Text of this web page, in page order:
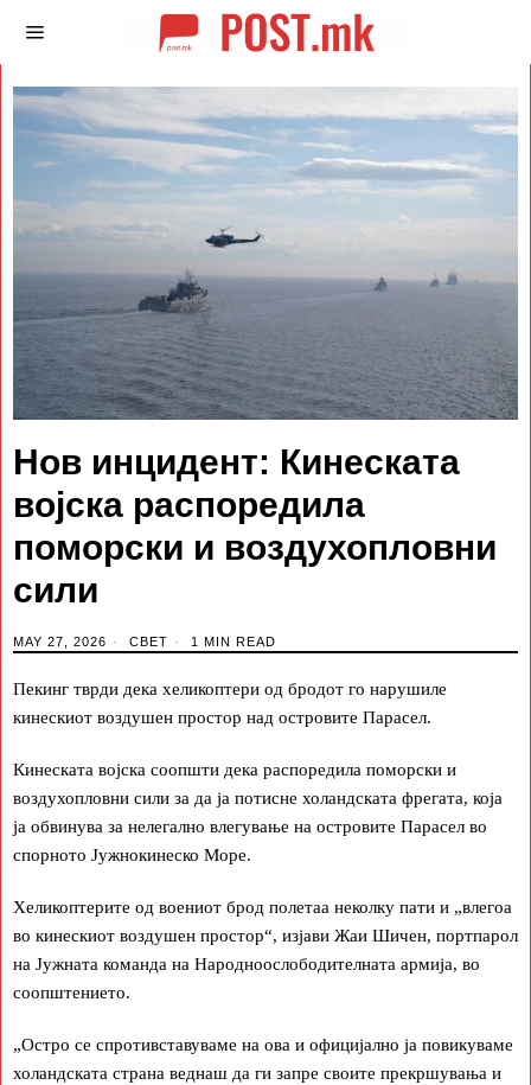
Нов инцидент: Кинеската
војска распоредила
поморски и воздухопловни
сили
MAY 27, 2026 СВЕТ 1 MIN READ
Пекинг тврди дека хеликоптери од бродот го нарушиле
кинескиот воздушен простор над островите Парасел.
Кинеската војска соопшти дека распоредила поморски и
воздухопловни сили за да ја потисне холандската фрегата, која
ја обвинува за нелегално влегување на островите Парасел во
спорното Јужнокинеско Море.
Хеликоптерите од воениот брод полетаа неколку пати и „влегоа
во кинескиот воздушен простор“, изјави Жаи Шичен, портпарол
на Јужната команда на Народноослободителната армија, во
соопштението.
„Остро се спротивставуваме на ова и официјално ја повикуваме
холандската страна веднаш да ги запре своите прекршувања и